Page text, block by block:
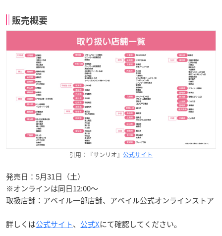
販売概要
引用：『サンリオ』 公式サイト
発売日：5月31日（土）
※オンラインは同日12:00〜
取扱店舗：アベイル一部店舗、アベイル公式オンラインストア
詳しくは公式サイト、 公式Xにて確認してください。